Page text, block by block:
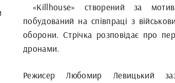
«Killhouse» створений за
побудований на співпраці з
оборони. Стрічка розповідає про
дронами.
Режисер Любомир Левицький